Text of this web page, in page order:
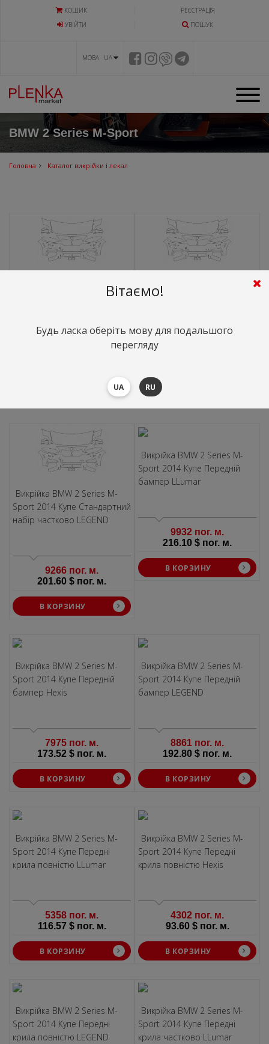
КОШИК
РЕЄСТРАЦІЯ
УВIЙТИ
ПОШУК
МОВА UA
BMW 2 Series M-Sport
Головна Каталог викрійки і лекал
Sport 2014 Купе Стандартний
Sport 2014 Купе Стандартний
Викрiйка BMW 2 Series M-
Sport 2014 Купе Стандартний
набір частково LEGEND
9266 пог. м.
201.60 $ пог. м.
В КОРЗИНУ
Викрiйка BMW 2 Series M-
Sport 2014 Купе Передній
бампер LLumar
9932 пог. м.
216.10 $ пог. м.
В КОРЗИНУ
Викрiйка BMW 2 Series M-
Sport 2014 Купе Передній
бампер Hexis
7975 пог. м.
173.52 $ пог. м.
В КОРЗИНУ
Викрiйка BMW 2 Series M-
Sport 2014 Купе Передній
бампер LEGEND
8861 пог. м.
192.80 $ пог. м.
В КОРЗИНУ
Викрiйка BMW 2 Series M-
Sport 2014 Купе Передні
крила повністю LLumar
5358 пог. м.
116.57 $ пог. м.
В КОРЗИНУ
Викрiйка BMW 2 Series M-
Sport 2014 Купе Передні
крила повністю Hexis
4302 пог. м.
93.60 $ пог. м.
В КОРЗИНУ
Викрiйка BMW 2 Series M-
Sport 2014 Купе Передні
крила повністю LEGEND
Викрiйка BMW 2 Series M-
Sport 2014 Купе Передні
крила частково LLumar
Вітаємо!
Будь ласка оберіть мову для подальшого
перегляду
UA RU